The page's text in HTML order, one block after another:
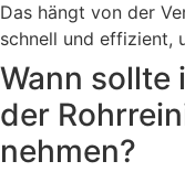
Das hängt von der
schnell und effizient,
Wann sollte
der
nehmen?